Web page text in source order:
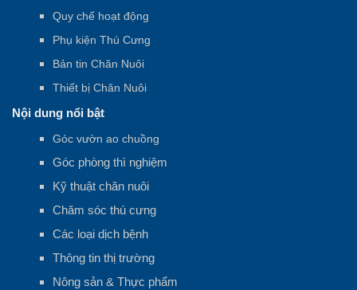
Quy chế hoạt động
Phụ kiện Thú Cưng
Bản tin Chăn Nuôi
Thiết bị Chăn Nuôi
Nội dung nổi bật
Góc vườn ao chuồng
Góc phòng thì nghiệm
Kỹ thuật chăn nuôi
Chăm sóc thú cưng
Các loại dịch bệnh
Thông tin thị trường
Nông sản & Thực phẩm